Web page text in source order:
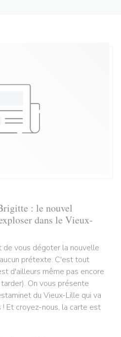
: le nouvel
dans le Vieux-
de vous dégoter la nouvelle
prétexte. C'est tout
d'ailleurs même pas encore
On vous présente
du Vieux-Lille qui va
Et croyez-nous, la carte est